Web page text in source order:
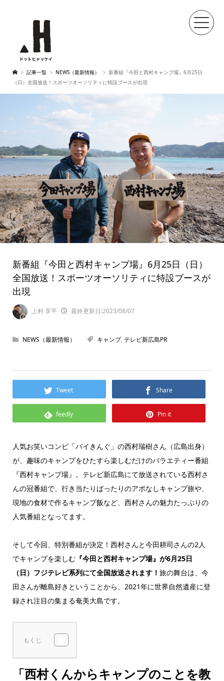
記事一覧 NEWS（最新情報）
新番組『今田と西村キャンプ場』6月25日
（日）全国放送！スポーツオーソリティに特設ブースが出現
新番組『今田と西村キャンプ場』6月25日（日）
全国放送！スポーツオーソリティに特設ブースが
出現
上村 享平 最終更新日:2023/08/07
NEWS（最新情報） キャンプ, テレビ新広島PR
Tweet Share
feedly Pin it
人気お笑いコンビ「バイきんぐ」の西村瑞樹さん（広島出身）
が、趣味のキャンプをひたすら楽しむだけのバラエティー番組
『西村キャンプ場』。テレビ新広島にて放送されている西村さ
んの冠番組で、行き当たりばったりのアポなしキャンプ旅や、
現地の食材で作るキャンプ飯など、西村さんの魅力たっぷりの
人気番組となってます。
そして今回、特別番組が決定！西村さんと今田耕司さんの2人
でキャンプを楽しむ『今田と西村キャンプ場』が6月25日
（日）フジテレビ系列にて全国放送されます！ 旅の舞台は、今
田さんが離島好きということから、2021年に世界自然遺産に登
録され注目の集まる奄美大島です。
もくじ
「西村くんからキャンプのことを教